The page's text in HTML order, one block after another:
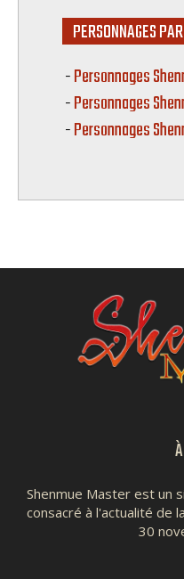
PERSONNAGES
Personnages
Personnages
Personnages
Shenmue Master est un
consacré à l'actualité de
30